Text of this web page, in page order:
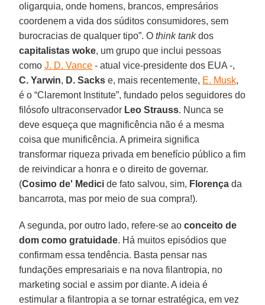
oligarquia, onde homens, brancos, empresários
coordenem a vida dos súditos consumidores, sem
burocracias de qualquer tipo”. Othink tankdos
capitalistas woke, um grupo que inclui pessoas
comoJ. D. Vance - atual vice-presidente dos EUA -,
C. Yarwin, D. Sacks e, mais recentemente, E. Musk,
é o “Claremont Institute”, fundado pelos seguidores do
filósofo ultraconservador Leo Strauss. Nunca se
deve esqueça que magnificência não é a mesma
coisa que munificência. A primeira significa
transformar riqueza privada em benefício público a fim
de reivindicar a honra e o direito de governar.
(Cosimo de' Medici de fato salvou, sim, Florença da
bancarrota, mas por meio de sua compra!).
A segunda, por outro lado, refere-se aoconceito de
dom como gratuidade. Há muitos episódios que
confirmam essa tendência. Basta pensar nas
fundações empresariais e na nova filantropia, no
marketing social e assim por diante. A ideia é
estimular a filantropia a se tornar estratégica, em vez